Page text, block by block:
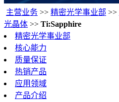
主营业务 >> 精密光学事业部 >>
光晶体 >> Ti:Sapphire
精密光学事业部
核心能力
质量保证
热销产品
应用领域
产品介绍